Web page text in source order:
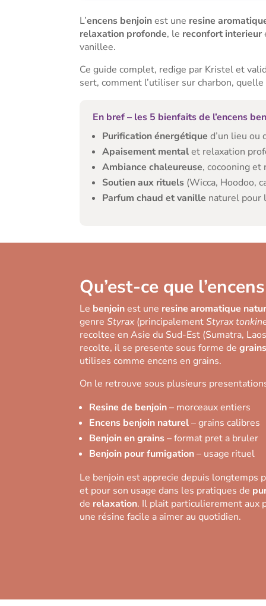
L’encens benjoinest une resine
relaxation profonde, le reconfort interieur
vanillee.
Ce guide complet, redige par Kristel et
sert, comment l’utiliser sur charbon,
En bref – les 5 bienfaits de l’encens
Purification énergétique d’un lieu ou
Apaisement mentalet relaxation
Ambiance chaleureuse, cocooning
Soutien aux rituels (Wicca, Hoodoo,
Parfum chaud et vanille naturel pour
Qu’est-ce que
Le benjoinest une resine aromatique
genreStyrax(principalementStyrax
recoltee en Asie du Sud-Est (Sumatra,
recolte, il se presente sous forme de
utilises comme encens en grains.
On le retrouve sous plusieurs
Resine de benjoin– morceaux entiers
Encens benjoin naturel– grains calibres
Benjoin en grains– format pret a bruler
Benjoin pour fumigation– usage rituel
Le benjoin est apprecie depuis longtemps
et pour son usage dans les pratiques de
de relaxation. Il plait particulierement aux
une résine facile a aimer au quotidien.